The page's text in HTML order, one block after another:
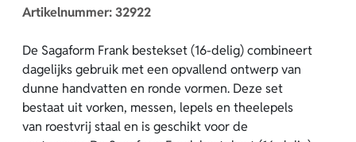
Artikelnummer:32922
De Sagaform Frank bestekset (16-delig) combineert
dagelijks gebruik met een opvallend ontwerp van
dunne handvatten en ronde vormen. Deze set
bestaat uit vorken, messen, lepels en theelepels
van roestvrij staal en is geschikt voor de